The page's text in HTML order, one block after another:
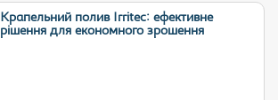
Крапельний полив Irritec: ефективне
рішення для економного зрошення